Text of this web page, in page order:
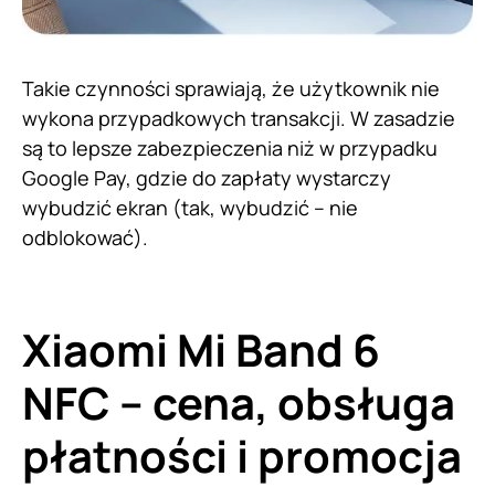
Takie czynności sprawiają, że użytkownik nie
wykona przypadkowych transakcji. W zasadzie
są to lepsze zabezpieczenia niż w przypadku
Google Pay, gdzie do zapłaty wystarczy
wybudzić ekran (tak, wybudzić – nie
odblokować).
Xiaomi Mi Band 6
NFC – cena, obsługa
płatności i promocja